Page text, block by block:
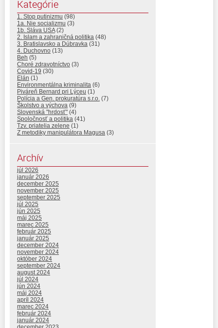
Kategórie
1. Stop putinizmu (98)
1a. Nie socializmu (3)
1b. Sláva USA(2)
2. Islam a zahraničná politika (48)
3. Bratislavsko a Dúbravka (31)
4. Duchovno (13)
Beh (5)
Choré zdravotníctvo (3)
Covid-19 (30)
Elán (1)
Environmentálna kriminalita (6)
Piváreň Bernard pri Lýceu (1)
Polícia a Gen. prokuratúra s.r.o. (7)
Školstvo a výchova (9)
Slovenská "hrdosť" (4)
Spoločnosť a politika (41)
Tzv. priatelia zelene (1)
Z metodiky manipulátora Magusa (3)
Archív
júl 2026
január 2026
december 2025
november 2025
september 2025
júl 2025
jún 2025
máj 2025
marec 2025
február 2025
január 2025
december 2024
november 2024
október 2024
september 2024
august 2024
júl 2024
jún 2024
máj 2024
apríl 2024
marec 2024
február 2024
január 2024